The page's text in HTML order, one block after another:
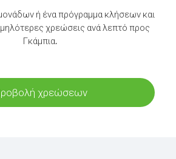
ή ένα πρόγραμμα κλήσεων και
χρεώσεις ανά λεπτό προς
Γκάμπια.
χρεώσεων